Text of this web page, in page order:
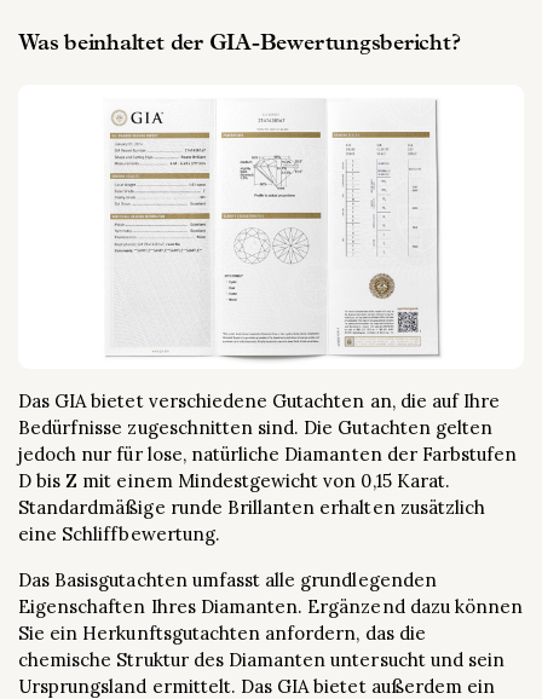
Was beinhaltet der GIA-Bewertungsbericht?
Das GIA bietet verschiedene Gutachten an, die auf Ihre
Bedürfnisse zugeschnitten sind. Die Gutachten gelten
jedoch nur für lose, natürliche Diamanten der Farbstufen
D bis Z mit einem Mindestgewicht von 0,15 Karat.
Standardmäßige runde Brillanten erhalten zusätzlich
eine Schliffbewertung.
Das Basisgutachten umfasst alle grundlegenden
Eigenschaften Ihres Diamanten. Ergänzend dazu können
Sie ein Herkunftsgutachten anfordern, das die
chemische Struktur des Diamanten untersucht und sein
Ursprungsland ermittelt. Das GIA bietet außerdem ein